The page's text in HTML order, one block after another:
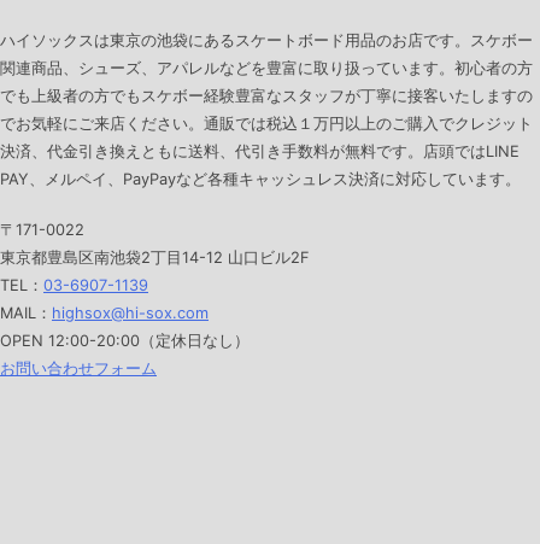
ハイソックスは東京の池袋にあるスケートボード用品のお店です。スケボー
関連商品、シューズ、アパレルなどを豊富に取り扱っています。初心者の方
でも上級者の方でもスケボー経験豊富なスタッフが丁寧に接客いたしますの
でお気軽にご来店ください。通販では税込１万円以上のご購入でクレジット
決済、代金引き換えともに送料、代引き手数料が無料です。店頭ではLINE
PAY、メルペイ、PayPayなど各種キャッシュレス決済に対応しています。
〒171-0022
東京都豊島区南池袋2丁目14-12 山口ビル2F
TEL： 03-6907-1139
MAIL： highsox@hi-sox.com
OPEN 12:00-20:00（定休日なし）
お問い合わせフォーム